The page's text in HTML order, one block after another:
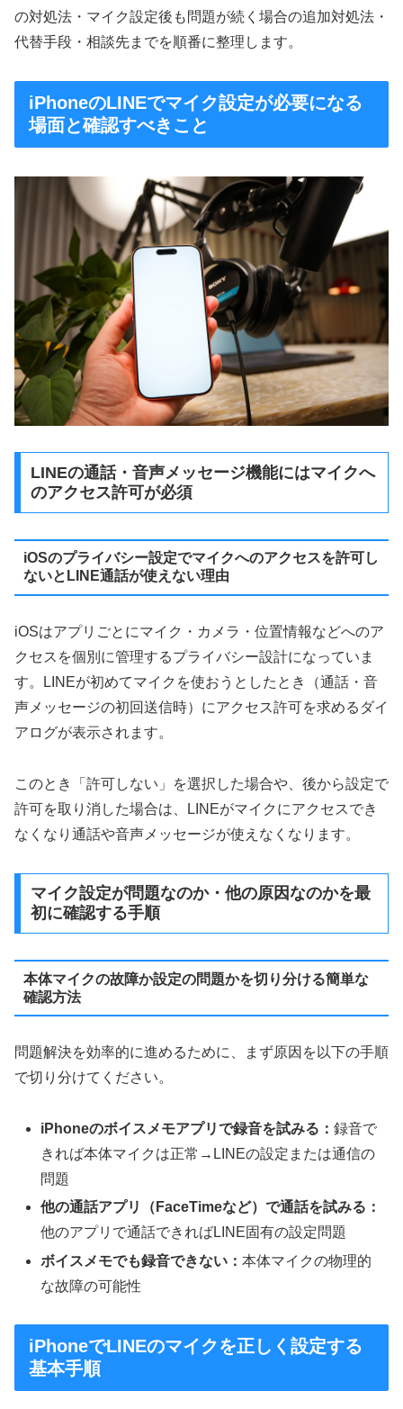
の対処法・マイク設定後も問題が続く場合の追加対処法・
代替手段・相談先までを順番に整理します。
iPhoneのLINEでマイク設定が必要になる
場面と確認すべきこと
LINEの通話・音声メッセージ機能にはマイクへ
のアクセス許可が必須
iOSのプライバシー設定でマイクへのアクセスを許可し
ないとLINE通話が使えない理由
iOSはアプリごとにマイク・カメラ・位置情報などへのア
クセスを個別に管理するプライバシー設計になっていま
す。LINEが初めてマイクを使おうとしたとき（通話・音
声メッセージの初回送信時）にアクセス許可を求めるダイ
アログが表示されます。
このとき「許可しない」を選択した場合や、後から設定で
許可を取り消した場合は、LINEがマイクにアクセスでき
なくなり通話や音声メッセージが使えなくなります。
マイク設定が問題なのか・他の原因なのかを最
初に確認する手順
本体マイクの故障か設定の問題かを切り分ける簡単な
確認方法
問題解決を効率的に進めるために、まず原因を以下の手順
で切り分けてください。
iPhoneのボイスメモアプリで録音を試みる：録音で
きれば本体マイクは正常→LINEの設定または通信の
問題
他の通話アプリ（FaceTimeなど）で通話を試みる：
他のアプリで通話できればLINE固有の設定問題
ボイスメモでも録音できない：本体マイクの物理的
な故障の可能性
iPhoneでLINEのマイクを正しく設定する
基本手順